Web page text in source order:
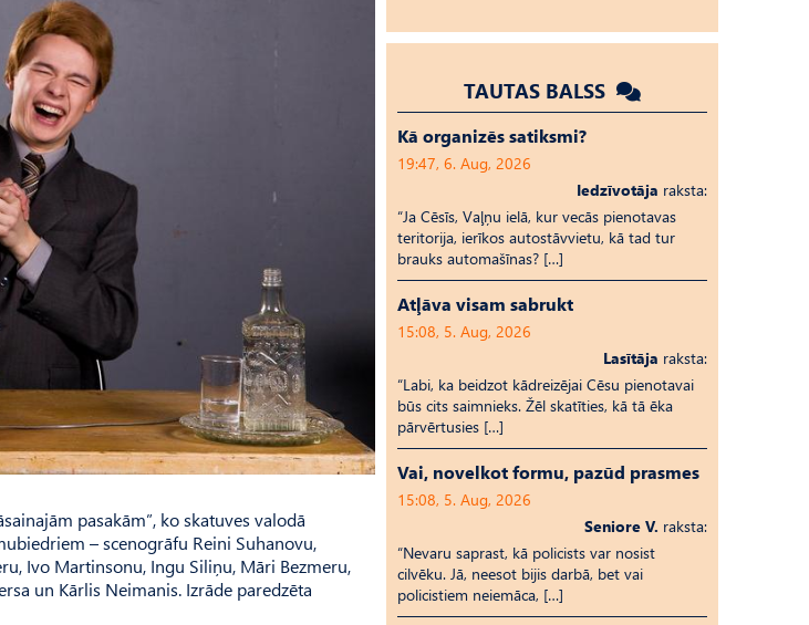
pasakām”, ko skatuves valodā
– scenogrāfu Reini Suhanovu,
Ivo Martinsonu, Ingu Siliņu, Māri Bezmeru,
un Kārlis Neimanis. Izrāde paredzēta
TAUTAS BALSS
Kā organizēs satiksmi?
19:47, 6. Aug, 2026
Iedzīvotāja raksta:
“Ja Cēsīs, Vaļņu ielā, kur vecās pienotavas
teritorija, ierīkos autostāvvietu, kā tad tur
brauks automašīnas? […]
Atļāva visam sabrukt
15:08, 5. Aug, 2026
Lasītāja raksta:
“Labi, ka beidzot kādreizējai Cēsu pienotavai
būs cits saimnieks. Žēl skatīties, kā tā ēka
pārvērtusies […]
Vai, novelkot formu, pazūd prasmes
15:08, 5. Aug, 2026
Seniore V. raksta:
“Nevaru saprast, kā policists var nosist
cilvēku. Jā, neesot bijis darbā, bet vai
policistiem neiemāca, […]